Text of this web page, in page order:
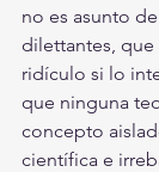
no es asunto
dilettantes, que
ridículo si lo
que ninguna
concepto
científica e